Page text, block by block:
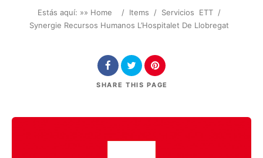
Estás aquí: »» Home / Items / Servicios ETT /
Synergie Recursos Humanos L’Hospitalet De Llobregat
SHARE THIS PAGE